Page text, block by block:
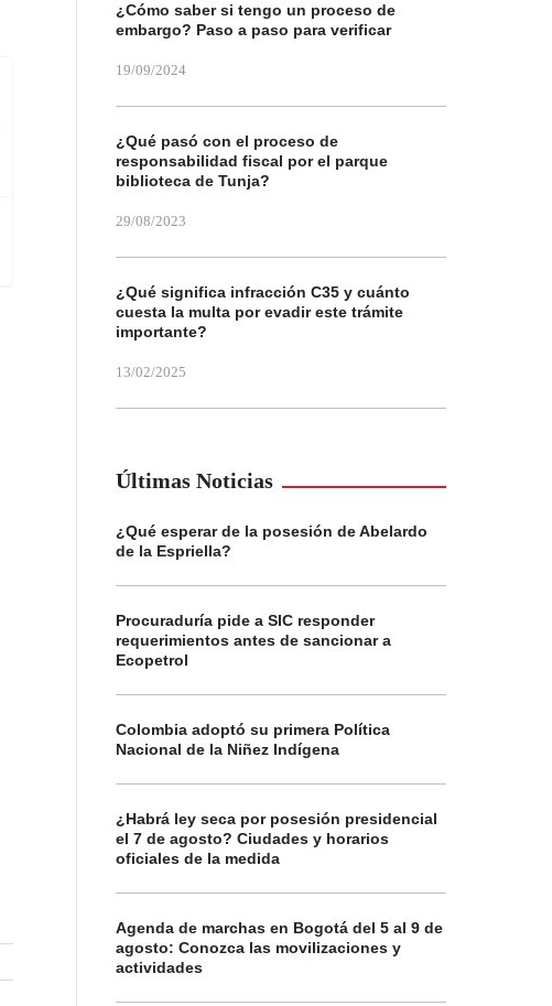
¿Cómo saber si tengo un proceso de
embargo? Paso a paso para verificar
19/09/2024
¿Qué pasó con el proceso de
responsabilidad fiscal por el parque
biblioteca de Tunja?
29/08/2023
¿Qué significa infracción C35 y cuánto
cuesta la multa por evadir este trámite
importante?
13/02/2025
Últimas Noticias
¿Qué esperar de la posesión de Abelardo
de la Espriella?
Procuraduría pide a SIC responder
requerimientos antes de sancionar a
Ecopetrol
Colombia adoptó su primera Política
Nacional de la Niñez Indígena
¿Habrá ley seca por posesión presidencial
el 7 de agosto? Ciudades y horarios
oficiales de la medida
Agenda de marchas en Bogotá del 5 al 9 de
agosto: Conozca las movilizaciones y
actividades